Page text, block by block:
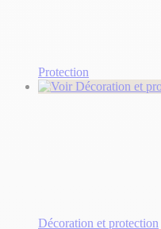
Protection
Décoration et protection